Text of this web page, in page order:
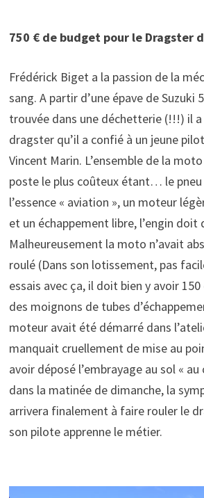
750 € de budget pour le Dragster
Frédérick Biget a la passion de la
sang. A partir d’une épave de Suzuki
trouvée dans une déchetterie (!!!) il
dragster qu’il a confié à un jeune
Vincent Marin. L’ensemble de la
poste le plus coûteux étant… le pneu
l’essence « aviation », un moteur
et un échappement libre, l’engin doit
Malheureusement la moto n’avait
roulé (Dans son lotissement, pas
essais avec ça, il doit bien y avoir
des moignons de tubes
moteur avait été démarré dans
manquait cruellement de mise au
avoir déposé l’embrayage au sol «
dans la matinée de dimanche, la
arrivera finalement à faire rouler le
son pilote apprenne le métier.